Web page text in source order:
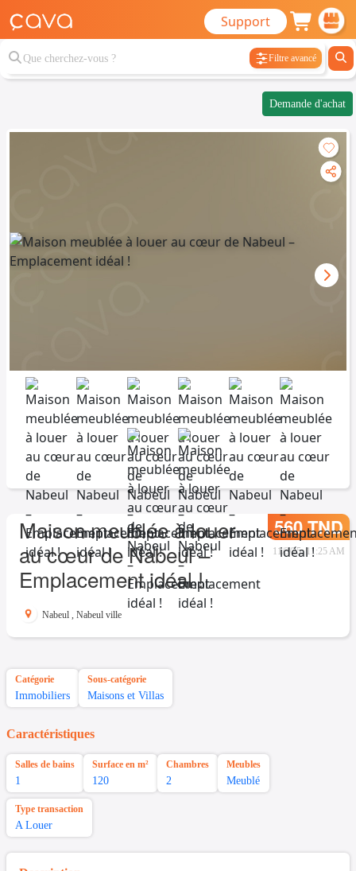
Support
Filtre avancé
Demande d'achat
Maison meublée à louer
au cœur de Nabeul –
Emplacement idéal !
560 TND
11/3/25, 11:25 AM
Nabeul , Nabeul ville
Catégorie
Immobiliers
Sous-catégorie
Maisons et Villas
Caractéristiques
Salles de bains
1
Surface en m²
120
Chambres
2
Meubles
Meublé
Type transaction
A Louer